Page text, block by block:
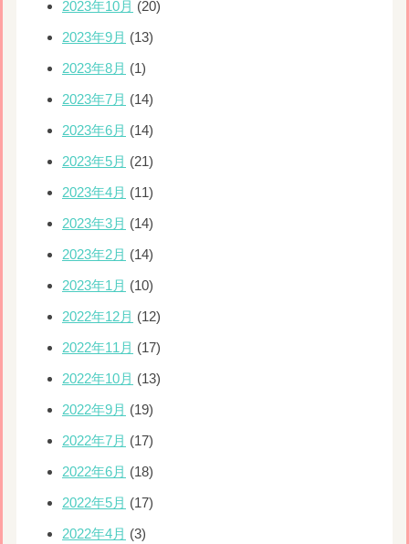
2023年10月 (20)
2023年9月 (13)
2023年8月 (1)
2023年7月 (14)
2023年6月 (14)
2023年5月 (21)
2023年4月 (11)
2023年3月 (14)
2023年2月 (14)
2023年1月 (10)
2022年12月 (12)
2022年11月 (17)
2022年10月 (13)
2022年9月 (19)
2022年7月 (17)
2022年6月 (18)
2022年5月 (17)
2022年4月 (3)